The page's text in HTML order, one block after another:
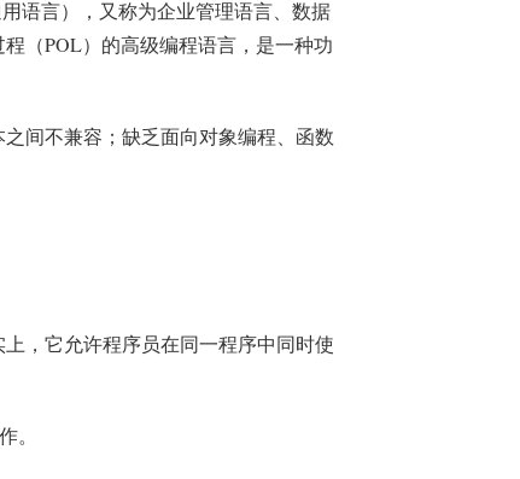
用语言），又称为企业管理语言、数据
（POL）的高级编程语言，是一种功
间不兼容；缺乏面向对象编程、函数
，它允许程序员在同一程序中同时使
。